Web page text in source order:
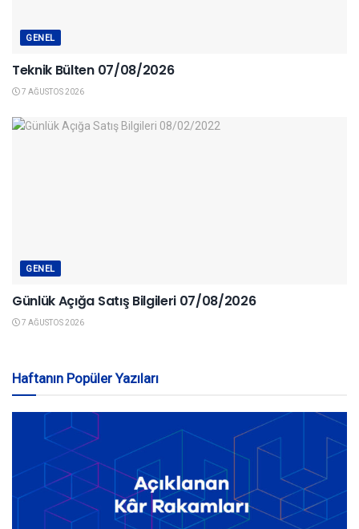
GENEL
Teknik Bülten 07/08/2026
7 AĞUSTOS 2026
GENEL
Günlük Açığa Satış Bilgileri 07/08/2026
7 AĞUSTOS 2026
Haftanın Popüler Yazıları